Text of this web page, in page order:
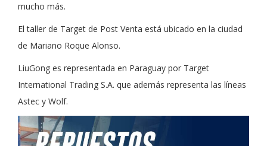
mucho más.
El taller de Target de Post Venta está ubicado en la ciudad
de Mariano Roque Alonso.
LiuGong es representada en Paraguay por Target
International Trading S.A. que además representa las líneas
Astec y Wolf.